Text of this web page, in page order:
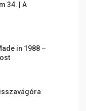
34. | A
in 1988 –